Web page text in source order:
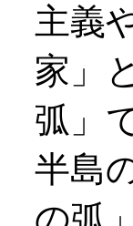
主義
家」
弧」
半島
の弧